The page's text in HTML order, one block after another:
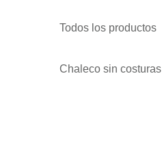
Todos los productos
Chaleco sin costuras